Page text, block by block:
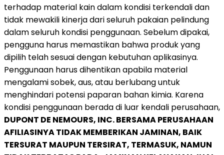
terhadap material kain dalam kondisi terkendali dan
tidak mewakili kinerja dari seluruh pakaian pelindung
dalam seluruh kondisi penggunaan. Sebelum dipakai,
pengguna harus memastikan bahwa produk yang
dipilih telah sesuai dengan kebutuhan aplikasinya.
Penggunaan harus dihentikan apabila material
mengalami sobek, aus, atau berlubang untuk
menghindari potensi paparan bahan kimia. Karena
kondisi penggunaan berada di luar kendali perusahaan,
DUPONT DE NEMOURS, INC. BERSAMA PERUSAHAAN
AFILIASINYA TIDAK MEMBERIKAN JAMINAN, BAIK
TERSURAT MAUPUN TERSIRAT, TERMASUK, NAMUN